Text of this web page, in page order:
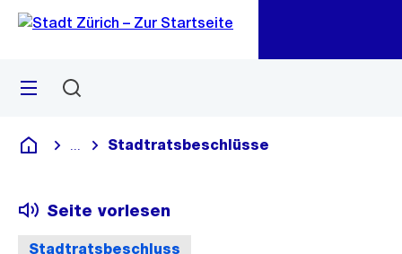
Navigation
Sprunglink
Menü
Deutsch
Blende alle Breadcrumbs ein
Stadtratsbeschlüsse
Stadtratsbeschluss
Seite vorlesen